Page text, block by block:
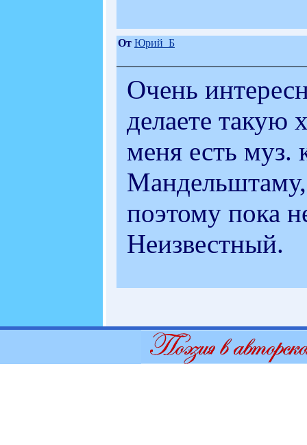
От Юрий_Б
Очень
делаете такую
меня есть муз.
Мандельштаму,
поэтому пока
Неизвестный.